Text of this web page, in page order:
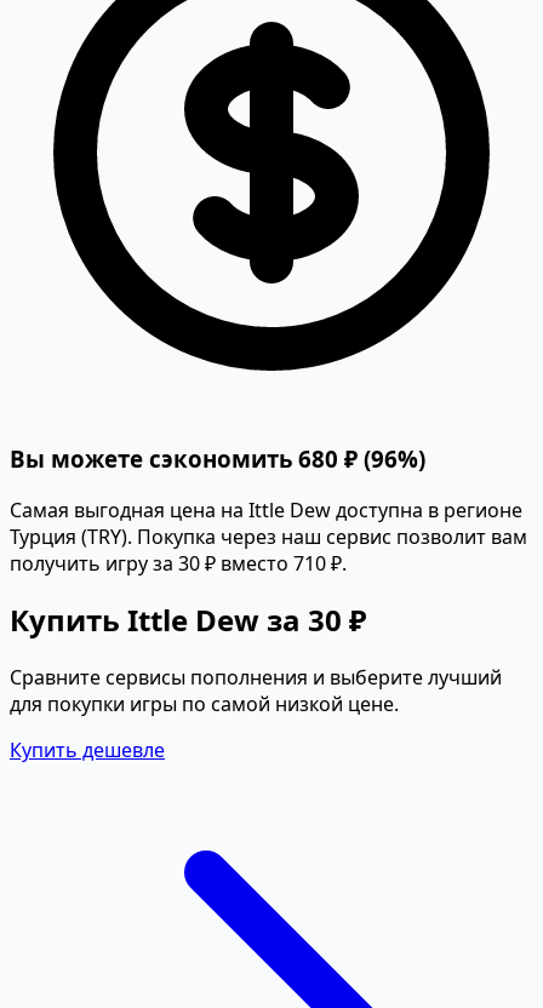
Вы можете сэкономить 680 ₽ (96%)
Самая выгодная цена на Ittle Dew доступна в регионе
Турция (TRY). Покупка через наш сервис позволит вам
получить игру за 30 ₽ вместо 710 ₽.
Купить Ittle Dew за 30 ₽
Сравните сервисы пополнения и выберите лучший
для покупки игры по самой низкой цене.
Купить дешевле